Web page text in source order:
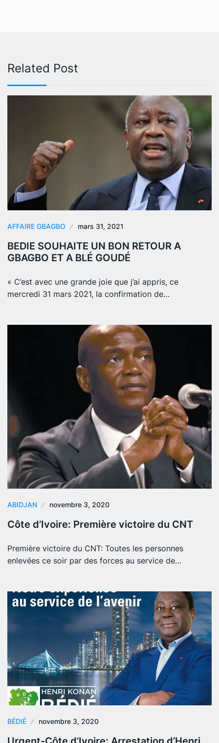
Related Post
AFFAIRE GBAGBO mars 31, 2021
BEDIE SOUHAITE UN BON RETOUR A
GBAGBO ET A BLÉ GOUDÉ
« C’est avec une grande joie que j’ai appris, ce
mercredi 31 mars 2021, la confirmation de…
ABIDJAN novembre 3, 2020
Côte d’Ivoire: Première victoire du CNT
Première victoire du CNT: Toutes les personnes
enlevées ce soir par des forces au service de…
BÉDIÉ novembre 3, 2020